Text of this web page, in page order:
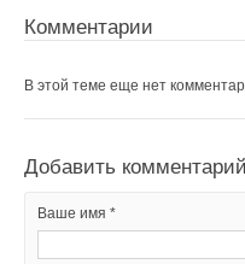
Комментарии
В этой теме еще нет
Добавить комментарий
Ваше имя *